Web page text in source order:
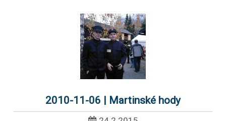
2010-11-06 | Martinské hody